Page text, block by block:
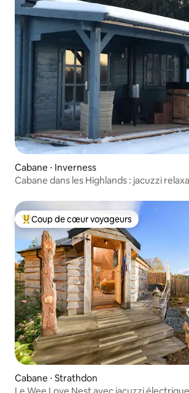
Cabane ⋅ Inverness
Cabane dans les Highlands : jacuzzi
Coups de cœur voyageurs les plus
Coup de cœur voyageurs
Cabane ⋅ Strathdon
Le Wee Love Nest avec jacuzzi